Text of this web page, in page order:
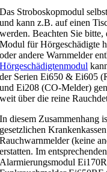
Das Stroboskopmodul
und kann z.B. auf einen
werden. Beachten Sie
Modul für Hörgeschädigte
oder andere Warnmelder
Hörgeschädigtenmodul
der Serien Ei650 & Ei605
und Ei208 (CO-Melder)
weit über die reine
In diesem Zusammenhang
gesetzlichen
Rauchwarnmelder (keine
erstatten. Im
Alarmierungsmodul